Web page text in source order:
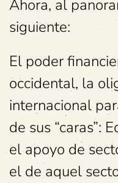
Ahora, al
siguiente:
El poder
occidental, la
internacional
de sus “caras”:
el apoyo de
el de aquel